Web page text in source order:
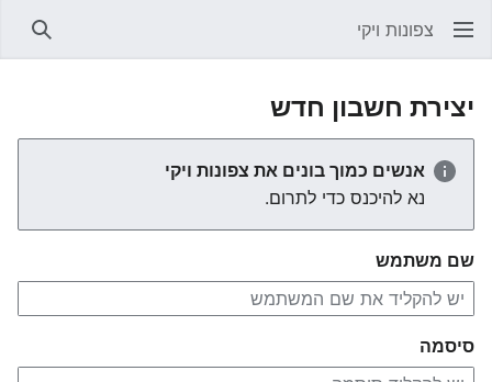
צפונות ויקי
יצירת חשבון חדש
אנשים כמוך בונים את צפונות ויקי
נא להיכנס כדי לתרום.
שם משתמש
סיסמה